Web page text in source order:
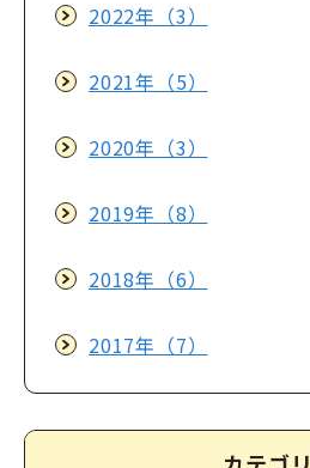
2022年（3）
2021年（5）
2020年（3）
2019年（8）
2018年（6）
2017年（7）